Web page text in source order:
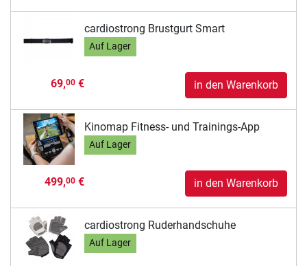
cardiostrong Brustgurt Smart
Auf Lager
69,00€ in den Warenkorb
Kinomap Fitness- und Trainings-App
Auf Lager
499,00€ in den Warenkorb
cardiostrong Ruderhandschuhe
Auf Lager